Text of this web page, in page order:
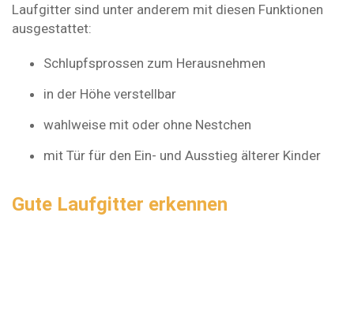
Laufgitter sind unter anderem mit diesen Funktionen
ausgestattet:
Schlupfsprossen zum Herausnehmen
in der Höhe verstellbar
wahlweise mit oder ohne Nestchen
mit Tür für den Ein- und Ausstieg älterer Kinder
Gute Laufgitter erkennen